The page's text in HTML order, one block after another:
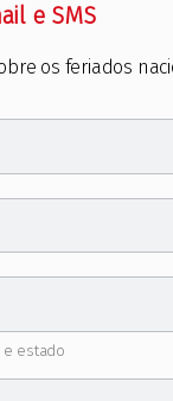
e SMS
os feriados
estado